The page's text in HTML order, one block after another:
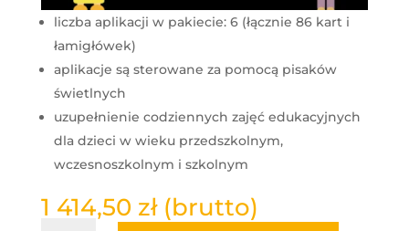
liczba aplikacji w pakiecie: 6 (łącznie 86 kart i
łamigłówek)
aplikacje są sterowane za pomocą pisaków
świetlnych
uzupełnienie codziennych zajęć edukacyjnych
dla dzieci w wieku przedszkolnym,
wczesnoszkolnym i szkolnym
1 414,50 zł (brutto)